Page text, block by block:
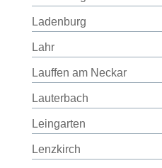
Ladenburg
Lahr
Lauffen am Neckar
Lauterbach
Leingarten
Lenzkirch